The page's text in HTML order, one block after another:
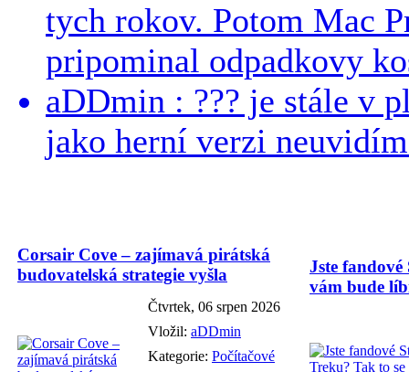
tych rokov. Potom Mac
pripominal odpadkovy
aDDmin : ??? je stále v
jako herní verzi
Corsair Cove – zajímavá pirátská
budovatelská strategie vyšla
Čtvrtek, 06 srpen 2026
Vložil: aDDmin
Kategorie: Počítačové
Jste
vám bude